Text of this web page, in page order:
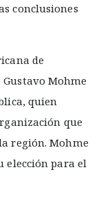
conclusiones
de
Mohme
quien
que
región. Mohme
elección para el